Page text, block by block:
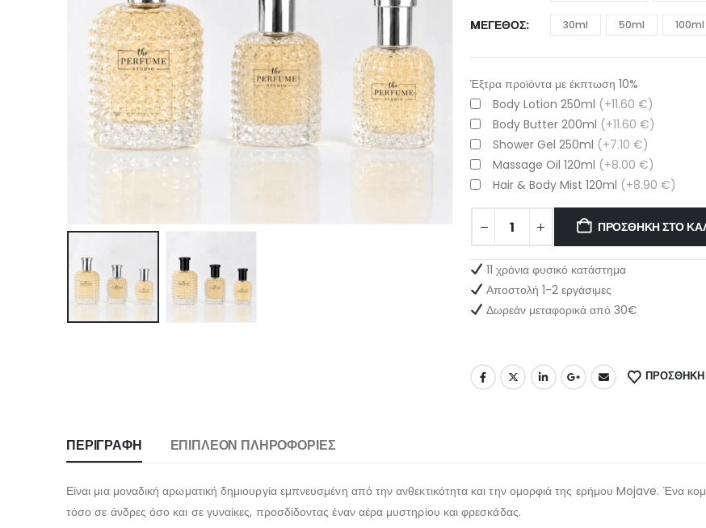
MΈΓΕΘΟΣ 30ml 50ml 100ml
Έξτρα προϊόντα με έκπτωση 10%
Body Lotion 250ml (+11.60 €)
Body Butter 200ml (+11.60 €)
Shower Gel 250ml (+7.10 €)
Massage Oil 120ml (+8.00 €)
Hair & Body Mist 120ml (+8.90 €)
ΠΡΟΣΘΉΚΗ ΣΤΟ
11 χρόνια φυσικό κατάστημα
Αποστολή 1-2 εργάσιμες
Δωρεάν μεταφορικά από 30€
ΠΡΌΣΘΉΚΗ
ΠΕΡΙΓΡΑΦΉ ΕΠΙΠΛΈΟΝ ΠΛΗΡΟΦΟΡΊΕΣ
Είναι μια μοναδική αρωματική δημιουργία εμπνευσμένη από την ανθεκτικότητα και την ομορφιά της ερήμου Mojave. Ένα
τόσο σε άνδρες όσο και σε γυναίκες, προσδίδοντας έναν αέρα μυστηρίου και φρεσκάδας.